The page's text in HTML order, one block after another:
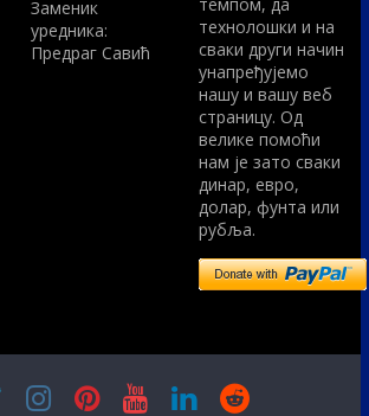
Заменик
уредника:
Предраг Савић
технолошки и на
сваки други начин
унапређујемо
нашу и вашу веб
страницу. Од
велике помоћи
нам је зато сваки
динар, евро,
долар, фунта или
рубља.